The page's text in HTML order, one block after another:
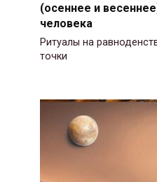
(осеннее и
человека
Ритуалы на
точки